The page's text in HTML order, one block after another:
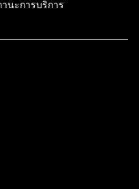
านะการบริการ